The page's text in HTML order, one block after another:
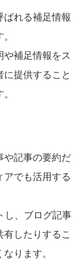
ばれる補足情報
や補足情報をス
に提供すること
や記事の要約だ
アでも活用する
し、ブログ記事
したりするこ
ります。